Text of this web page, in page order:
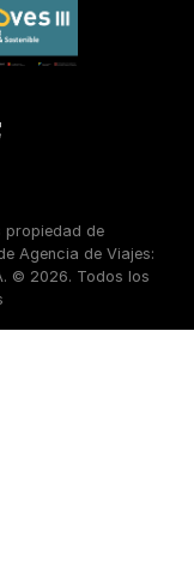
propiedad de
Agencia de Viajes:
© 2026. Todos los